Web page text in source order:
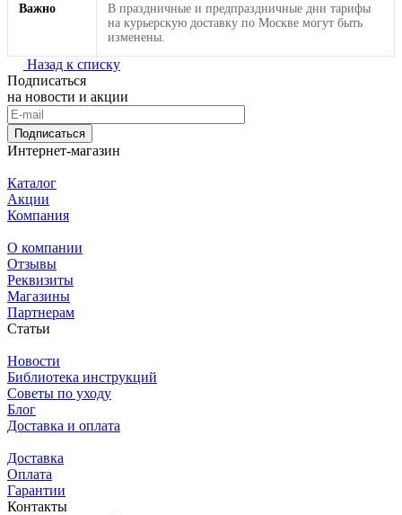
Важно
В праздничные и предпраздничные дни тарифы
на курьерскую доставку по Москве могут быть
изменены.
Назад к списку
Подписаться
на новости и акции
Подписаться
Интернет-магазин
Каталог
Акции
Компания
О компании
Отзывы
Реквизиты
Магазины
Партнерам
Статьи
Новости
Библиотека инструкций
Советы по уходу
Блог
Доставка и оплата
Доставка
Оплата
Гарантии
Контакты